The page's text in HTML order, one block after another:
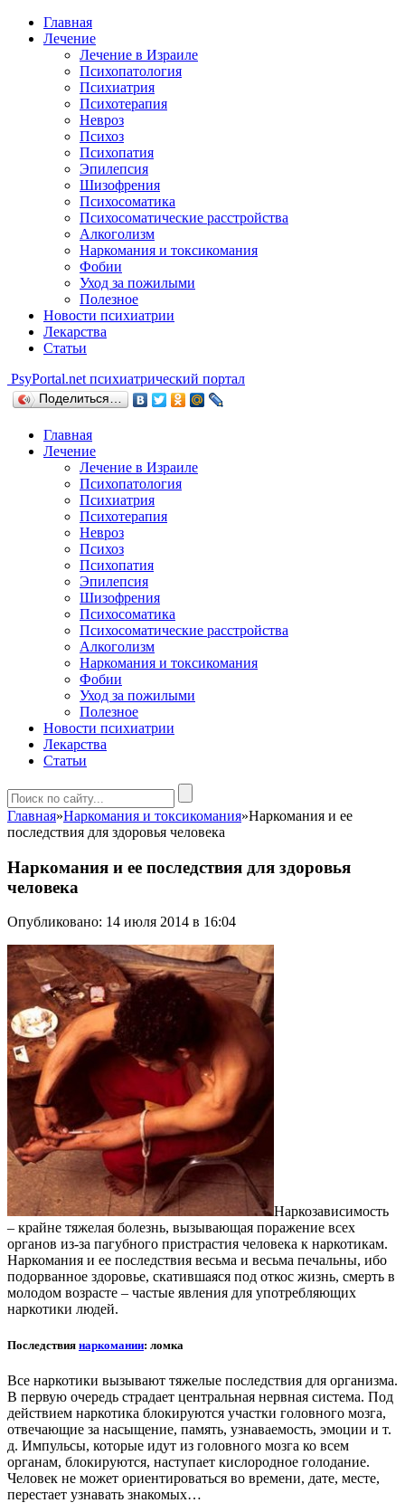
Главная
Лечение
Лечение в Израиле
Психопатология
Психиатрия
Психотерапия
Невроз
Психоз
Психопатия
Эпилепсия
Шизофрения
Психосоматика
Психосоматические расстройства
Алкоголизм
Наркомания и токсикомания
Фобии
Уход за пожилыми
Полезное
Новости психиатрии
Лекарства
Статьи
PsyPortal.net психиатрический портал
Поделиться…
Главная
Лечение
Лечение в Израиле
Психопатология
Психиатрия
Психотерапия
Невроз
Психоз
Психопатия
Эпилепсия
Шизофрения
Психосоматика
Психосоматические расстройства
Алкоголизм
Наркомания и токсикомания
Фобии
Уход за пожилыми
Полезное
Новости психиатрии
Лекарства
Статьи
Главная»Наркомания и токсикомания»Наркомания и ее
последствия для здоровья человека
Наркомания и ее последствия для здоровья
человека
Опубликовано: 14 июля 2014 в 16:04
Наркозависимость
– крайне тяжелая болезнь, вызывающая поражение всех
органов из-за пагубного пристрастия человека к наркотикам.
Наркомания и ее последствия весьма и весьма печальны, ибо
подорванное здоровье, скатившаяся под откос жизнь, смерть в
молодом возрасте – частые явления для употребляющих
наркотики людей.
Последствия наркомании: ломка
Все наркотики вызывают тяжелые последствия для организма.
В первую очередь страдает центральная нервная система. Под
действием наркотика блокируются участки головного мозга,
отвечающие за насыщение, память, узнаваемость, эмоции и т.
д. Импульсы, которые идут из головного мозга ко всем
органам, блокируются, наступает кислородное голодание.
Человек не может ориентироваться во времени, дате, месте,
перестает узнавать знакомых…